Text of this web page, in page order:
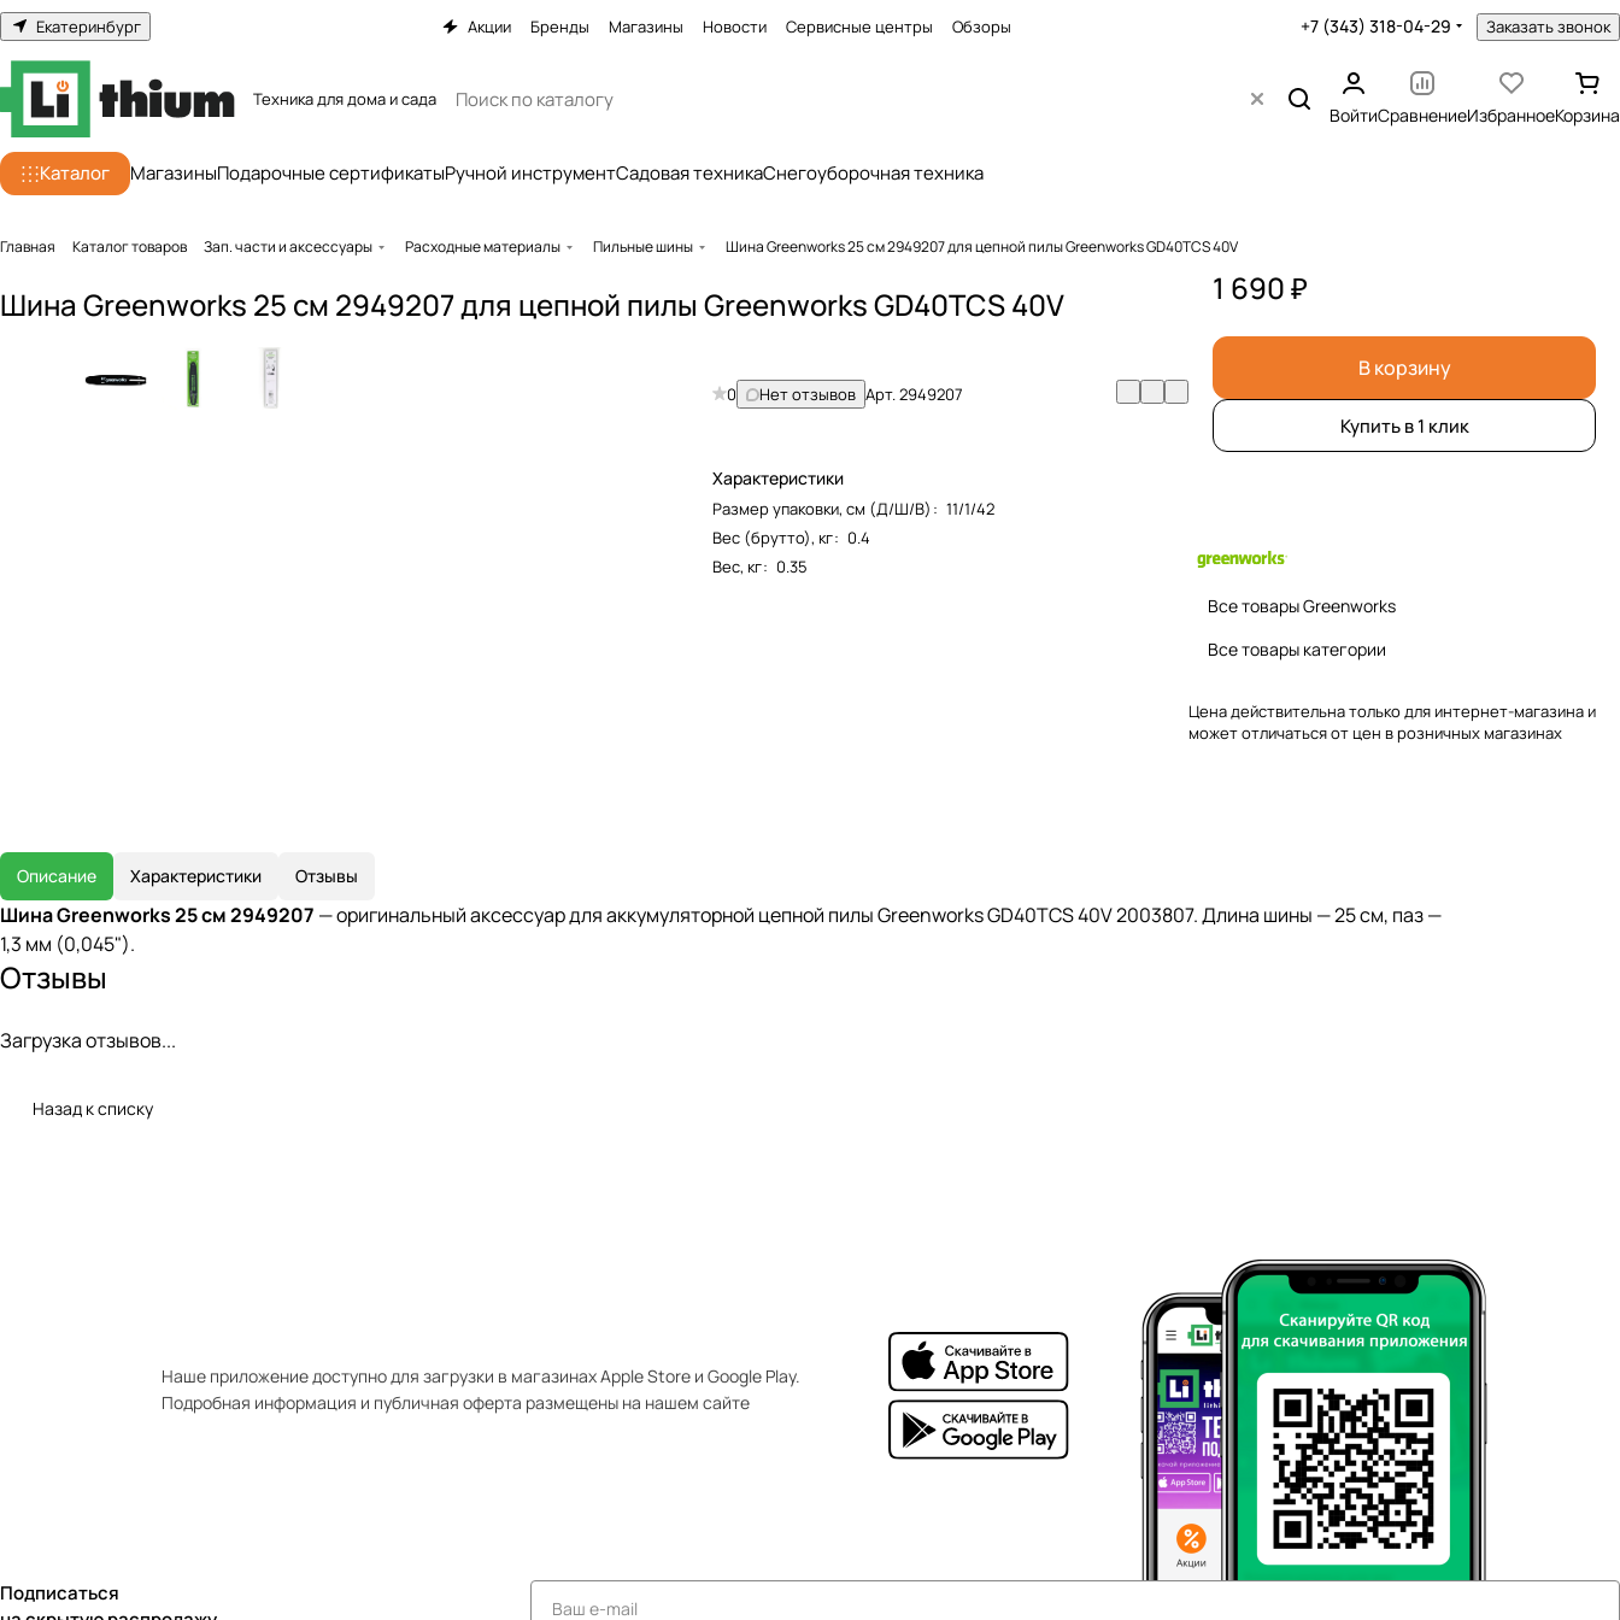
Екатеринбург Акции Бренды Магазины Новости Сервисные центры Обзоры +7 (343) 318-04-29 Заказать звонок
Техника для дома и сада
ВойтиСравнениеИзбранноеКорзина
Каталог МагазиныПодарочные сертификатыРучной инструментСадовая техникаСнегоуборочная техника
Главная Каталог товаров Зап. части и аксессуары Расходные материалы Пильные шины Шина Greenworks 25 см 2949207 для цепной пилы Greenworks GD40TCS 40V
Шина Greenworks 25 см 2949207 для цепной пилы Greenworks GD40TCS 40V
0 Нет отзывов Арт.2949207
Характеристики
Размер упаковки, см (Д/Ш/В) : 11/1/42
Вес (брутто), кг: 0.4
Вес, кг: 0.35
1 690 ₽
В корзину
Купить в 1 клик
Все товары Greenworks
Все товары категории
Цена действительна только для интернет-магазина и
может отличаться от цен в розничных магазинах
Описание Характеристики Отзывы
Шина Greenworks 25 см 2949207 — оригинальный аксессуар для аккумуляторной цепной пилы Greenworks GD40TCS 40V 2003807. Длина шины — 25 см, паз —
1,3 мм (0,045").
Отзывы
Загрузка отзывов...
Назад к списку
Наше приложение доступно для загрузки в магазинах Apple Store и Google Play.
Подробная информация и публичная оферта размещены на нашем сайте
Подписаться